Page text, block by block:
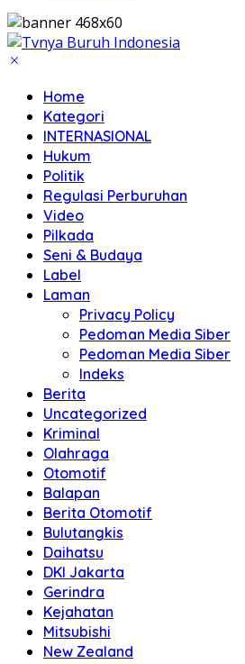
Home
Kategori
INTERNASIONAL
Hukum
Politik
Regulasi Perburuhan
Video
Pilkada
Seni & Budaya
Label
Laman
Privacy Policy
Pedoman Media Siber
Pedoman Media Siber
Indeks
Berita
Uncategorized
Kriminal
Olahraga
Otomotif
Balapan
Berita Otomotif
Bulutangkis
Daihatsu
DKI Jakarta
Gerindra
Kejahatan
Mitsubishi
New Zealand